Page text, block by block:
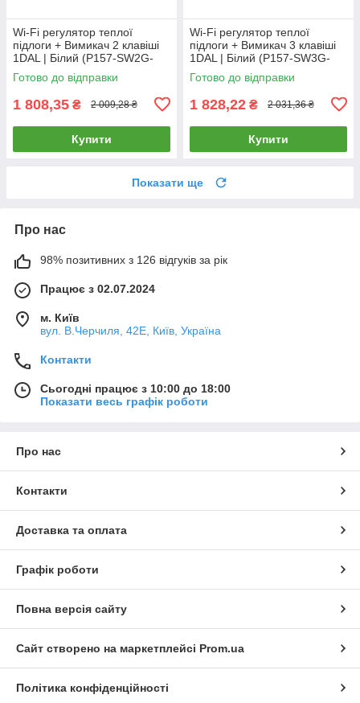
Wi-Fi регулятор теплої
підлоги + Вимикач 2 клавіші
1DAL | Білий (P157-SW2G-
TR.WF.WT)
Готово до відправки
1 808,35 ₴ 2 009,28 ₴
Купити
Wi-Fi регулятор теплої
підлоги + Вимикач 3 клавіші
1DAL | Білий (P157-SW3G-
TR.WF.WT)
Готово до відправки
1 828,22 ₴ 2 031,36 ₴
Купити
Показати ще
Про нас
98% позитивних з 126 відгуків за рік
Працює з 02.07.2024
м. Київ
вул. В.Черчиля, 42Е, Київ, Україна
Контакти
Сьогодні працює з 10:00 до 18:00
Показати весь графік роботи
Про нас
Контакти
Доставка та оплата
Графік роботи
Повна версія сайту
Сайт створено на маркетплейсі Prom.ua
Політика конфіденційності